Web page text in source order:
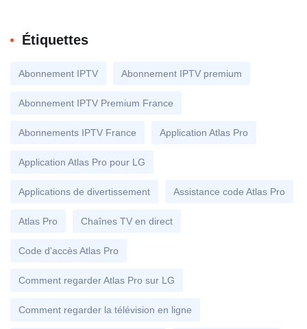
Étiquettes
Abonnement IPTV Abonnement IPTV premium
Abonnement IPTV Premium France
Abonnements IPTV France Application Atlas Pro
Application Atlas Pro pour LG
Applications de divertissement Assistance code Atlas Pro
Atlas Pro Chaînes TV en direct
Code d'accès Atlas Pro
Comment regarder Atlas Pro sur LG
Comment regarder la télévision en ligne